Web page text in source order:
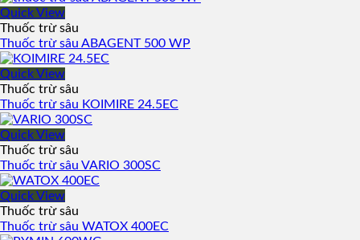
Quick View
Thuốc trừ sâu
Thuốc trừ sâu ABAGENT 500 WP
Quick View
Thuốc trừ sâu
Thuốc trừ sâu KOIMIRE 24.5EC
Quick View
Thuốc trừ sâu
Thuốc trừ sâu VARIO 300SC
Quick View
Thuốc trừ sâu
Thuốc trừ sâu WATOX 400EC